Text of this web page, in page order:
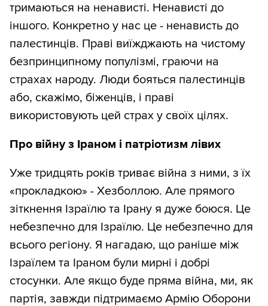
тримаються на ненависті. Ненависті до
іншого. Конкретно у нас це - ненависть до
палестинців. Праві виїжджають на чистому
безпринципному популізмі, граючи на
страхах народу. Люди бояться палестинців
або, скажімо, біженців, і праві
використовують цей страх у своїх цілях.
Про війну з Іраном і патріотизм лівих
Уже тридцять років триває війна з ними, з їх
«прокладкою» - Хезболлою. Але прямого
зіткнення Ізраїлю та Ірану я дуже боюся. Це
небезпечно для Ізраїлю. Це небезпечно для
всього регіону. Я нагадаю, що раніше між
Ізраїлем та Іраном були мирні і добрі
стосунки. Але якщо буде пряма війна, ми, як
партія, завжди підтримаємо Армію Оборони